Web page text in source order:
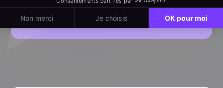
Parler à un expert